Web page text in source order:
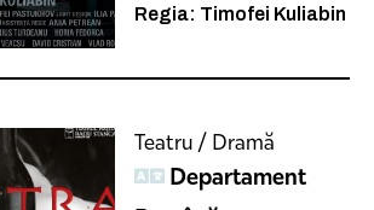
Regia: Timofei Kuliabin
Teatru / Dramă
Departament